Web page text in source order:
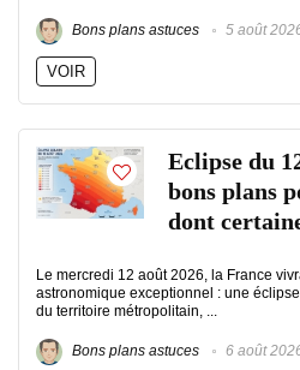
Bons plans astuces 5 août
VOIR
Eclipse du
bons plans
dont
Le mercredi 12 août 2026, la France
astronomique exceptionnel : une
du territoire métropolitain, ...
Bons plans astuces 6 août